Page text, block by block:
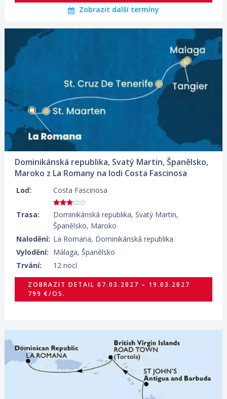
Zobrazit další termíny
Dominikánská republika, Svatý Martin, Španělsko,
Maroko z La Romany na lodi Costa Fascinosa
Loď: Costa Fascinosa
Trasa:
Dominikánská republika, Svatý Martin,
Španělsko, Maroko
Nalodění: La Romana, Dominikánská republika
Vylodění: Málaga, Španělsko
Trvání:
12 nocí
ZOBRAZIT DETAIL
799 €/OS.
ZOBRAZIT DETAIL 07.03.2027 – 19.03.2027
799 €/OS.
ZOBRAZIT DETAIL
12.03.2027 – 15.03.2027